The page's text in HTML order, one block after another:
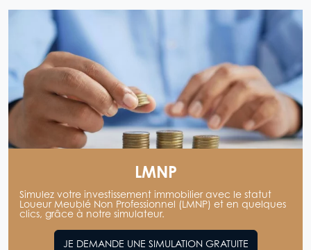
LMNP
Simulez votre investissement immobilier avec le statut
Loueur Meublé Non Professionnel (LMNP) et en quelques
clics, grâce à notre simulateur.
JE DEMANDE UNE SIMULATION GRATUITE